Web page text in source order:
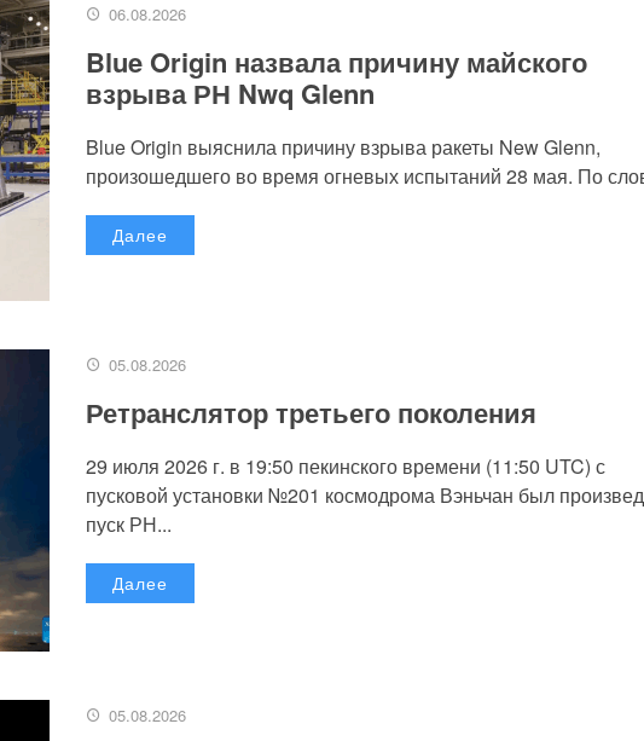
06.08.2026
Blue Origin назвала причину майского
взрыва РН Nwq Glenn
Blue Origin выяснила причину взрыва ракеты New Glenn,
произошедшего во время огневых испытаний 28 мая. По
Далее
05.08.2026
Ретранслятор третьего поколения
29 июля 2026 г. в 19:50 пекинского времени (11:50 UTC) с
пусковой установки №201 космодрома Вэньчан был
пуск РН...
Далее
05.08.2026